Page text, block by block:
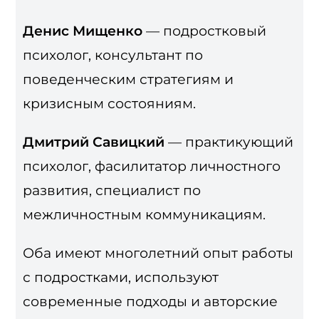
Денис Мищенко — подростковый
психолог, консультант по
поведенческим стратегиям и
кризисным состояниям.
Дмитрий Савицкий — практикующий
психолог, фасилитатор личностного
развития, специалист по
межличностным коммуникациям.
Оба имеют многолетний опыт работы
с подростками, используют
современные подходы и авторские